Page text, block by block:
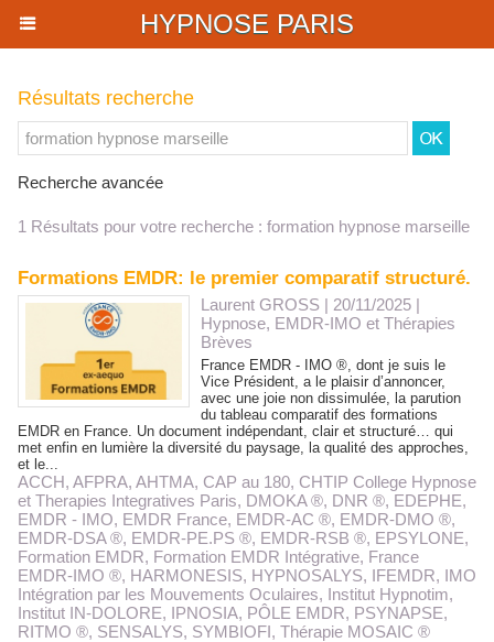
HYPNOSE PARIS
Résultats recherche
Recherche avancée
1 Résultats pour votre recherche : formation hypnose marseille
Formations EMDR: le premier comparatif structuré.
Laurent GROSS | 20/11/2025 |
Hypnose, EMDR-IMO et Thérapies
Brèves
France EMDR - IMO ®, dont je suis le
Vice Président, a le plaisir d’annoncer,
avec une joie non dissimulée, la parution
du tableau comparatif des formations
EMDR en France. Un document indépendant, clair et structuré… qui
met enfin en lumière la diversité du paysage, la qualité des approches,
et le...
ACCH, AFPRA, AHTMA, CAP au 180, CHTIP College Hypnose
et Therapies Integratives Paris, DMOKA ®, DNR ®, EDEPHE,
EMDR - IMO, EMDR France, EMDR-AC ®, EMDR-DMO ®,
EMDR-DSA ®, EMDR-PE.PS ®, EMDR-RSB ®, EPSYLONE,
Formation EMDR, Formation EMDR Intégrative, France
EMDR-IMO ®, HARMONESIS, HYPNOSALYS, IFEMDR, IMO
Intégration par les Mouvements Oculaires, Institut Hypnotim,
Institut IN-DOLORE, IPNOSIA, PÔLE EMDR, PSYNAPSE,
RITMO ®, SENSALYS, SYMBIOFI, Thérapie MOSAIC ®